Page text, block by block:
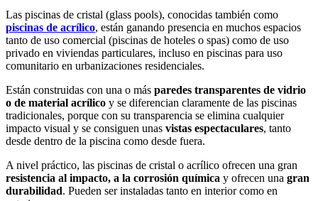
Las piscinas de cristal (glass pools), conocidas también como
piscinas de acrílico, están ganando presencia en muchos espacios
tanto de uso comercial (piscinas de hoteles o spas) como de uso
privado en viviendas particulares, incluso en piscinas para uso
comunitario en urbanizaciones residenciales.
Están construidas con una o más paredes transparentes de vidrio
o de material acrílico y se diferencian claramente de las piscinas
tradicionales, porque con su transparencia se elimina cualquier
impacto visual y se consiguen unas vistas espectaculares, tanto
desde dentro de la piscina como desde fuera.
A nivel práctico, las piscinas de cristal o acrílico ofrecen una gran
resistencia al impacto, a la corrosión química y ofrecen una gran
durabilidad. Pueden ser instaladas tanto en interior como en